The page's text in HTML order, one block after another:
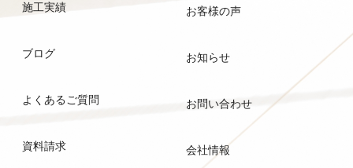
施工実績
ブログ
よくあるご質問
資料請求
お客様の声
お知らせ
お問い合わせ
会社情報